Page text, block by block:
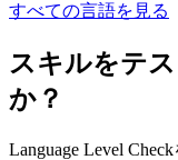
すべての言語を見る
スキルをテ
か？
Language Level